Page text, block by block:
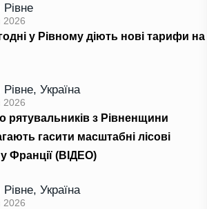
2026
у Рівному діють нові тарифи на
, Україна
2026
рятувальників з Рівненщини
гасити масштабні лісові
Франції (ВІДЕО)
, Україна
2026